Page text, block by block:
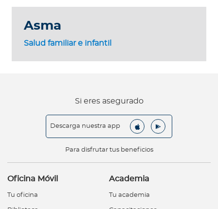
Salud familiar e infantil
Asma
Si eres asegurado
Descarga nuestra app
Para disfrutar tus beneficios
Oficina Móvil
Tu oficina
Academia
Tu academia